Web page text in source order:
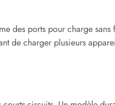
des ports pour charge sans
de charger plusieurs